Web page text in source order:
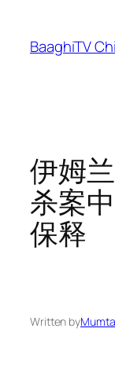
content
BaaghiTV
伊姆
杀案
保释
Written by